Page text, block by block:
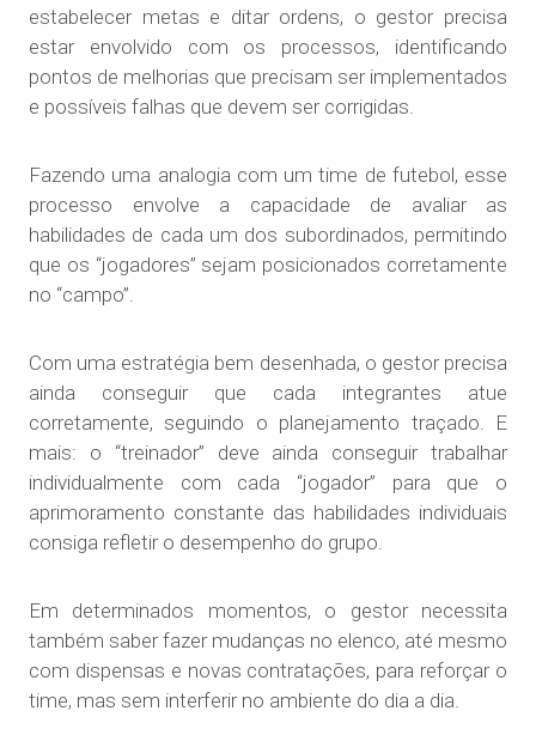
estabelecer metas e ditar ordens, o gestor precisa
estar envolvido com os processos, identificando
pontos de melhorias que precisam ser implementados
e possíveis falhas que devem ser corrigidas.
Fazendo uma analogia com um time de futebol, esse
processo envolve a capacidade de avaliar as
habilidades de cada um dos subordinados, permitindo
que os “jogadores” sejam posicionados corretamente
no “campo”.
Com uma estratégia bem desenhada, o gestor precisa
ainda conseguir que cada integrantes atue
corretamente, seguindo o planejamento traçado. E
mais: o “treinador” deve ainda conseguir trabalhar
individualmente com cada “jogador” para que o
aprimoramento constante das habilidades individuais
consiga refletir o desempenho do grupo.
Em determinados momentos, o gestor necessita
também saber fazer mudanças no elenco, até mesmo
com dispensas e novas contratações, para reforçar o
time, mas sem interferir no ambiente do dia a dia.